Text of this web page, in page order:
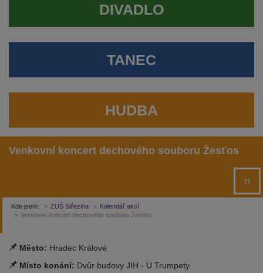
DIVADLO
TANEC
HUDBA
Venkovní koncert dechového souboru Žesťos
H
Kde jsem: ZUŠ Střezina
Kalendář akcí
Venkovní koncert dechového souboru Žesťos
Město: Hradec Králové
Místo konání: Dvůr budovy JIH - U Trumpety